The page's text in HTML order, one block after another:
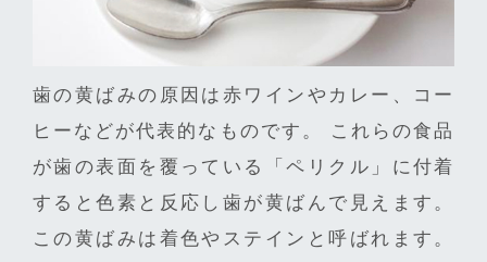
歯の黄ばみの原因は赤ワインやカレー、コー
ヒーなどが代表的なものです。 これらの食品
が歯の表面を覆っている「ペリクル」に付着
すると色素と反応し歯が黄ばんで見えます。
この黄ばみは着色やステインと呼ばれます。